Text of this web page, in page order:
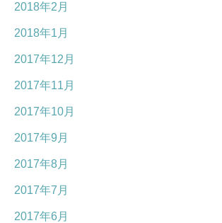
2018年2月
2018年1月
2017年12月
2017年11月
2017年10月
2017年9月
2017年8月
2017年7月
2017年6月